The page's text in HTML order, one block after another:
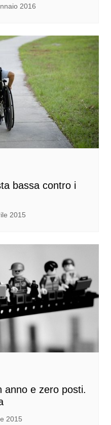
2016
bassa contro i
2015
anno e zero posti.
2015